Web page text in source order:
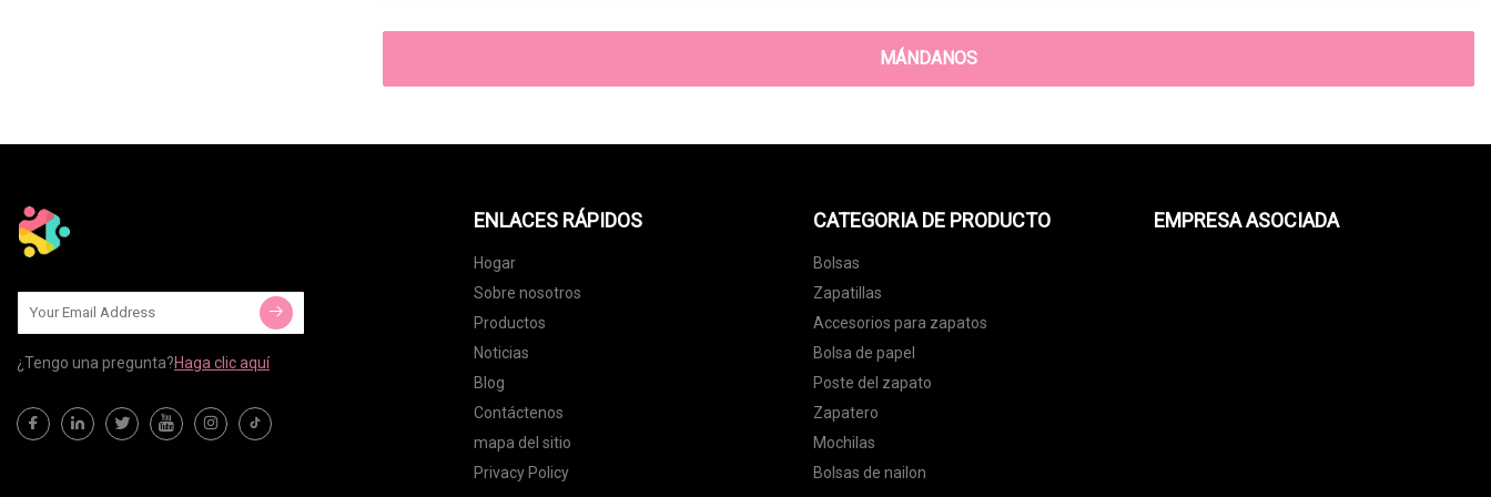
MÁNDANOS
¿Tengo una pregunta?Haga clic aquí
ENLACES RÁPIDOS
Hogar
Sobre nosotros
Productos
Noticias
Blog
Contáctenos
mapa del sitio
Privacy Policy
CATEGORIA DE PRODUCTO
Bolsas
Zapatillas
Accesorios para zapatos
Bolsa de papel
Poste del zapato
Zapatero
Mochilas
Bolsas de nailon
EMPRESA ASOCIADA